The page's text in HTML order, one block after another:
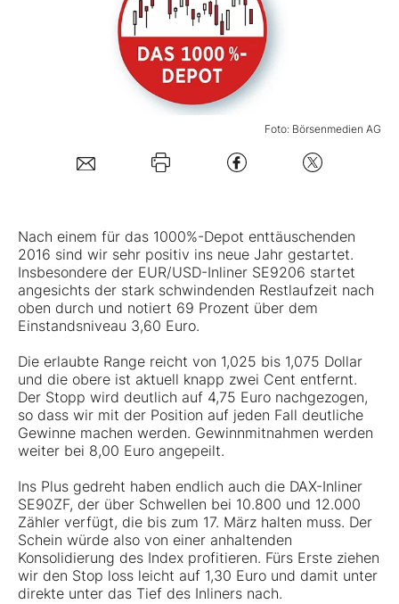
Kontakt
Foto: Börsenmedien AG
Nach einem für das 1000%-Depot enttäuschenden
2016 sind wir sehr positiv ins neue Jahr gestartet.
Insbesondere der EUR/USD-Inliner SE9206 startet
angesichts der stark schwindenden Restlaufzeit nach
oben durch und notiert 69 Prozent über dem
Einstandsniveau 3,60 Euro.
Die erlaubte Range reicht von 1,025 bis 1,075 Dollar
und die obere ist aktuell knapp zwei Cent entfernt.
Der Stopp wird deutlich auf 4,75 Euro nachgezogen,
so dass wir mit der Position auf jeden Fall deutliche
Gewinne machen werden. Gewinnmitnahmen werden
weiter bei 8,00 Euro angepeilt.
Ins Plus gedreht haben endlich auch die DAX-Inliner
SE90ZF, der über Schwellen bei 10.800 und 12.000
Zähler verfügt, die bis zum 17. März halten muss. Der
Schein würde also von einer anhaltenden
Konsolidierung des Index profitieren. Fürs Erste ziehen
wir den Stop loss leicht auf 1,30 Euro und damit unter
direkte unter das Tief des Inliners nach.